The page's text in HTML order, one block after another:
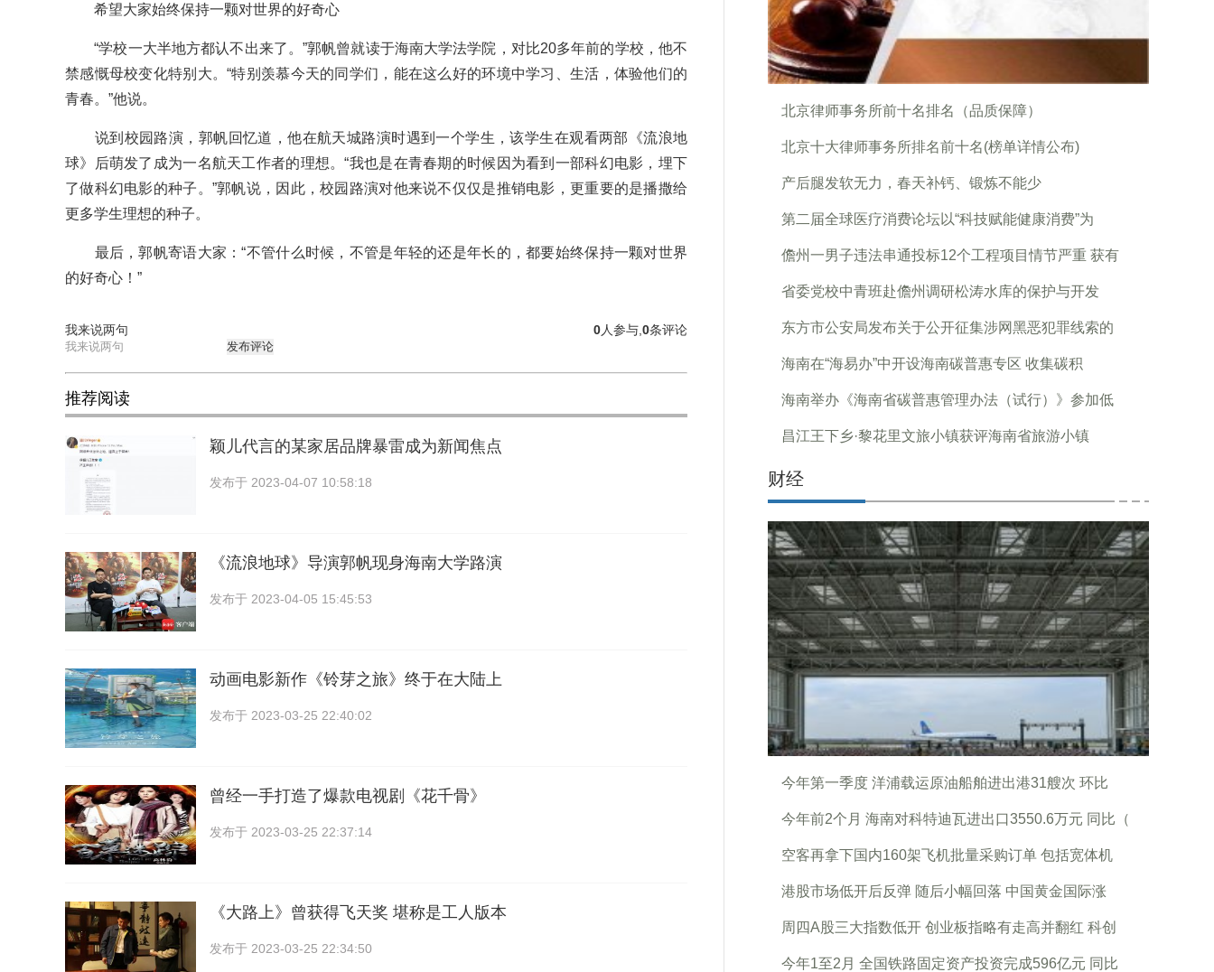
希望大家始终保持一颗对世界的好奇心
“学校一大半地方都认不出来了。”郭帆曾就读于海南大学法学院，对比20多年前的学校，他不
禁感慨母校变化特别大。“特别羡慕今天的同学们，能在这么好的环境中学习、生活，体验他们的
青春。”他说。
说到校园路演，郭帆回忆道，他在航天城路演时遇到一个学生，该学生在观看两部《流浪地
球》后萌发了成为一名航天工作者的理想。“我也是在青春期的时候因为看到一部科幻电影，埋下
了做科幻电影的种子。”郭帆说，因此，校园路演对他来说不仅仅是推销电影，更重要的是播撒给
更多学生理想的种子。
最后，郭帆寄语大家：“不管什么时候，不管是年轻的还是年长的，都要始终保持一颗对世界
的好奇心！”
我来说两句 0条评论
0人参与,
发布评论
推荐阅读
颖儿代言的某家居品牌暴雷成为新闻焦点
发布于 2023-04-07 10:58:18
《流浪地球》导演郭帆现身海南大学路演
发布于 2023-04-05 15:45:53
动画电影新作《铃芽之旅》终于在大陆上
发布于 2023-03-25 22:40:02
曾经一手打造了爆款电视剧《花千骨》
发布于 2023-03-25 22:37:14
《大路上》曾获得飞天奖 堪称是工人版本
发布于 2023-03-25 22:34:50
北京律师事务所前十名排名（品质保障）
北京十大律师事务所排名前十名(榜单详情公布)
产后腿发软无力，春天补钙、锻炼不能少
第二届全球医疗消费论坛以“科技赋能健康消费”为
儋州一男子违法串通投标12个工程项目情节严重 获有
省委党校中青班赴儋州调研松涛水库的保护与开发
东方市公安局发布关于公开征集涉网黑恶犯罪线索的
海南在“海易办”中开设海南碳普惠专区 收集碳积
海南举办《海南省碳普惠管理办法（试行）》参加低
昌江王下乡·黎花里文旅小镇获评海南省旅游小镇
财经
今年第一季度 洋浦载运原油船舶进出港31艘次 环比
今年前2个月 海南对科特迪瓦进出口3550.6万元 同比（
空客再拿下国内160架飞机批量采购订单 包括宽体机
港股市场低开后反弹 随后小幅回落 中国黄金国际涨
周四A股三大指数低开 创业板指略有走高并翻红 科创
今年1至2月 全国铁路固定资产投资完成596亿元 同比